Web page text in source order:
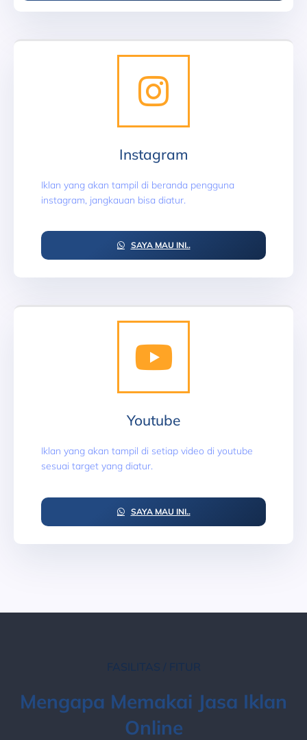
Instagram
Iklan yang akan tampil di beranda pengguna
instagram, jangkauan bisa diatur.
SAYA MAU INI..
Youtube
Iklan yang akan tampil di setiap video di youtube
sesuai target yang diatur.
SAYA MAU INI..
FASILITAS / FITUR
Mengapa Memakai Jasa Iklan
Online